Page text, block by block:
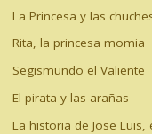
La Princesa y las
Rita, la princesa momia
Segismundo el Valiente
El pirata y las arañas
La historia de Jose